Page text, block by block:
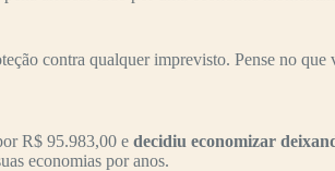
contra qualquer imprevisto. Pense no
R$ 95.983,00 e decidiu economizar
economias por anos.